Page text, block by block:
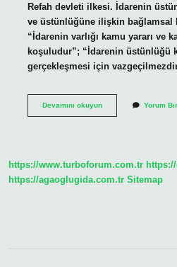
Refah devleti ilkesi. İdarenin
ve üstünlüğüne ilişkin bağlamsal
“İdarenin varlığı kamu yararı ve
koşuludur”; “İdarenin üstünlüğü
gerçekleşmesi için
Devamını okuyunIdarenin
Yorum
https://www.turboforum.com.tr
https://agaoglugida.com.tr Sitemap